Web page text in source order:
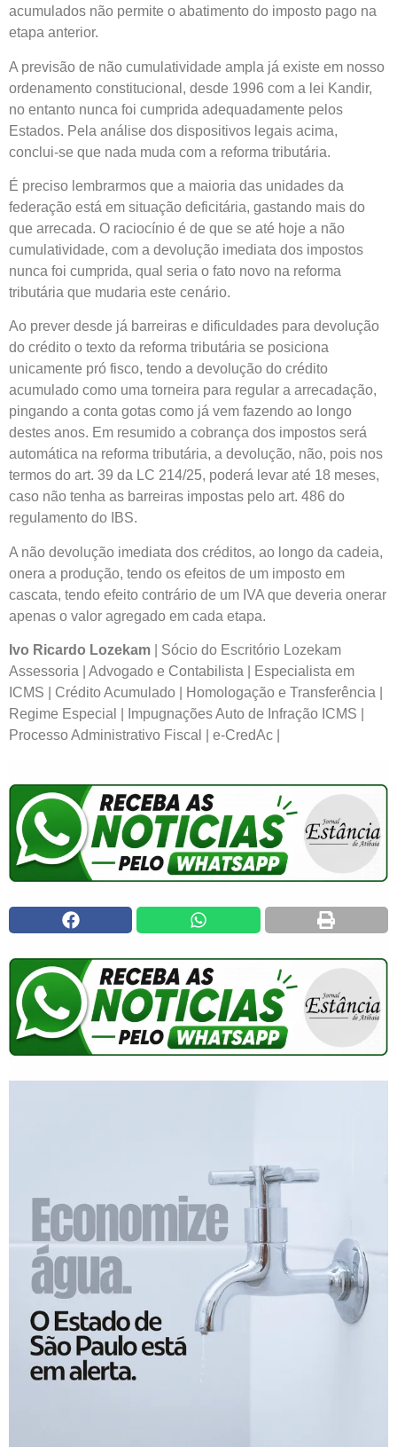
acumulados não permite o abatimento do imposto pago na
etapa anterior.
A previsão de não cumulatividade ampla já existe em nosso
ordenamento constitucional, desde 1996 com a lei Kandir,
no entanto nunca foi cumprida adequadamente pelos
Estados. Pela análise dos dispositivos legais acima,
conclui-se que nada muda com a reforma tributária.
É preciso lembrarmos que a maioria das unidades da
federação está em situação deficitária, gastando mais do
que arrecada. O raciocínio é de que se até hoje a não
cumulatividade, com a devolução imediata dos impostos
nunca foi cumprida, qual seria o fato novo na reforma
tributária que mudaria este cenário.
Ao prever desde já barreiras e dificuldades para devolução
do crédito o texto da reforma tributária se posiciona
unicamente pró fisco, tendo a devolução do crédito
acumulado como uma torneira para regular a arrecadação,
pingando a conta gotas como já vem fazendo ao longo
destes anos. Em resumido a cobrança dos impostos será
automática na reforma tributária, a devolução, não, pois nos
termos do art. 39 da LC 214/25, poderá levar até 18 meses,
caso não tenha as barreiras impostas pelo art. 486 do
regulamento do IBS.
A não devolução imediata dos créditos, ao longo da cadeia,
onera a produção, tendo os efeitos de um imposto em
cascata, tendo efeito contrário de um IVA que deveria onerar
apenas o valor agregado em cada etapa.
Ivo Ricardo Lozekam | Sócio do Escritório Lozekam
Assessoria | Advogado e Contabilista | Especialista em
ICMS | Crédito Acumulado | Homologação e Transferência |
Regime Especial | Impugnações Auto de Infração ICMS |
Processo Administrativo Fiscal | e-CredAc |